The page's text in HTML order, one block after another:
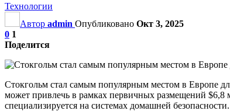
Технологии
Автор admin Опубликовано Окт 3, 2025
0 1
Поделится
Стокгольм стал самым популярным местом в Европе
может привлечь в рамках первичных размещений $6,8
специализируется на системах домашней безопасности.